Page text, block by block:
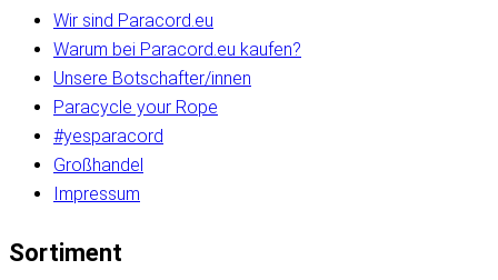
Wir sind Paracord.eu
Warum bei Paracord.eu kaufen?
Unsere Botschafter/innen
Paracycle your Rope
#yesparacord
Großhandel
Impressum
Sortiment